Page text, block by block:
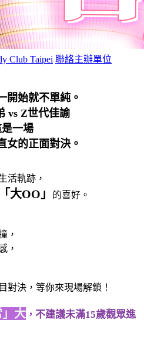
Club Taipei 聯絡主辦單位
開始就不單純。
vs Z世代佳諭
一場
女的正面對決。
活軌跡，
「大OO」
的喜好。
，
，
對決， 等你來現場解鎖！
」大 ， 不建議未滿15歲觀眾進